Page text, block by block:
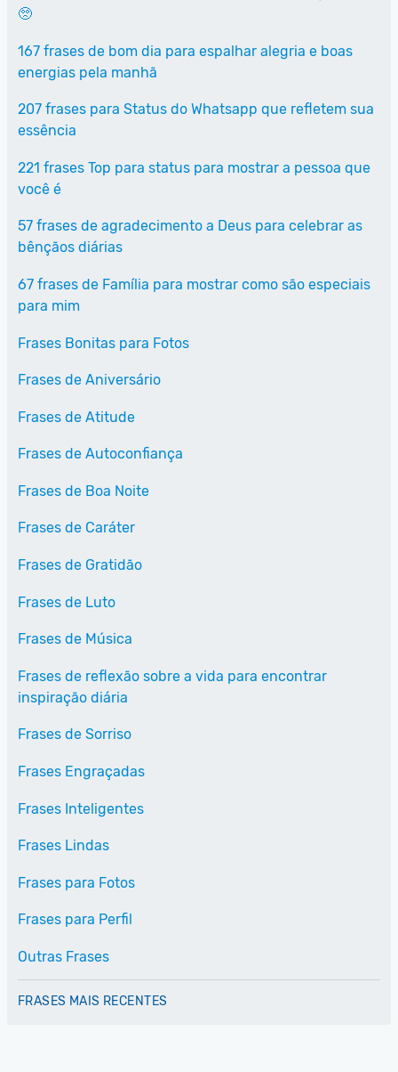
🥺
167 frases de bom dia para espalhar alegria e boas
energias pela manhã
207 frases para Status do Whatsapp que refletem sua
essência
221 frases Top para status para mostrar a pessoa que
você é
57 frases de agradecimento a Deus para celebrar as
bênçãos diárias
67 frases de Família para mostrar como são especiais
para mim
Frases Bonitas para Fotos
Frases de Aniversário
Frases de Atitude
Frases de Autoconfiança
Frases de Boa Noite
Frases de Caráter
Frases de Gratidão
Frases de Luto
Frases de Música
Frases de reflexão sobre a vida para encontrar
inspiração diária
Frases de Sorriso
Frases Engraçadas
Frases Inteligentes
Frases Lindas
Frases para Fotos
Frases para Perfil
Outras Frases
FRASES MAIS RECENTES